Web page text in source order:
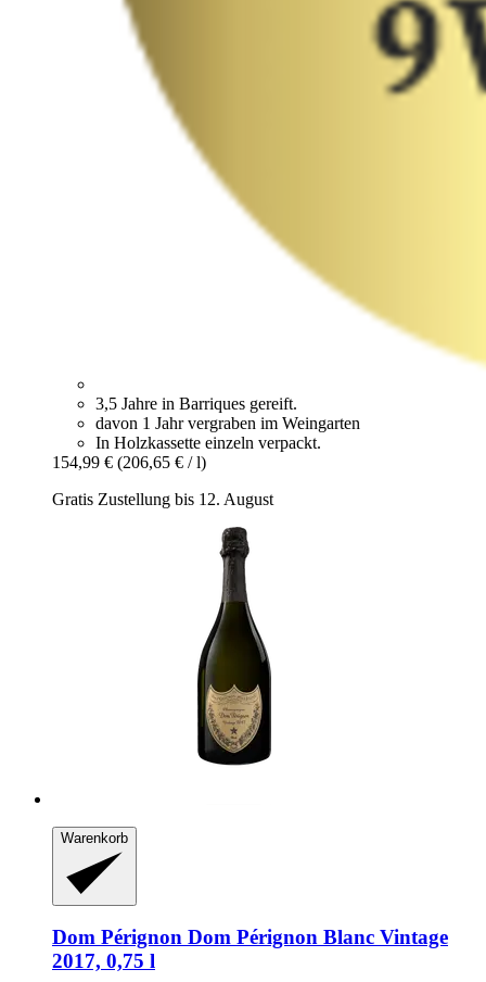
3,5 Jahre in Barriques gereift.
davon 1 Jahr vergraben im Weingarten
In Holzkassette einzeln verpackt.
154,99 € (206,65 € / l)
Gratis Zustellung bis 12. August
Warenkorb
Dom Pérignon Dom Pérignon Blanc Vintage
2017, 0,75 l